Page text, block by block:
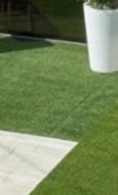
Eles permitem o
comportamento
recolhida
actividade da
navegação dos
melhorias a
efectuada pelos
salvar as
melhorar a
melhor
Marketing e